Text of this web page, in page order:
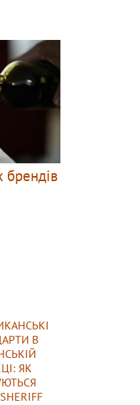
брендів
В
ЯК